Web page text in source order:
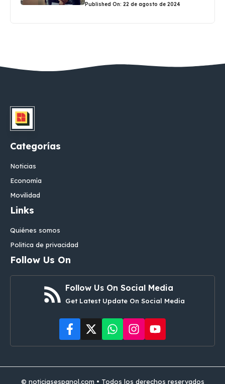
Published On: 22 de agosto de 2024
Categorías
Noticias
Economía
Movilidad
Links
Quiénes somos
Politica de privacidad
Follow Us On
Follow Us On Social Media
Get Latest Update On Social Media
© noticiasespanol.com • Todos los derechos reservados